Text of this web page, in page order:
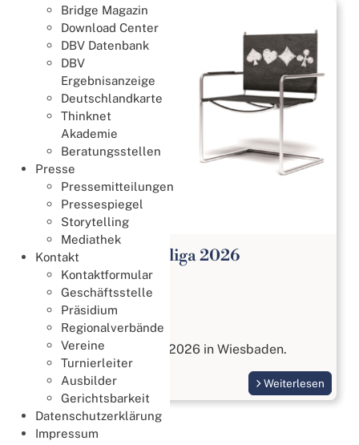
Bridge Magazin
Download Center
DBV Datenbank
DBV
Ergebnisanzeige
Deutschlandkarte
Thinknet
Akademie
Beratungsstellen
Presse
Pressemitteilungen
Pressespiegel
Storytelling
Mediathek
Kontakt
Kontaktformular
Geschäftsstelle
Präsidium
Regionalverbände
Vereine
Turnierleiter
Ausbilder
Gerichtsbarkeit
Datenschutzerklärung
Impressum
Open Paar Bundesliga 2026
Meisterschaften
27. Juli 2026
Open Paar Liga
vom 17. bis 18. Oktober 2026 in Wiesbaden.
Weiterlesen